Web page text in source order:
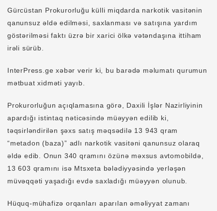
Gürcüstan Prokurorluğu külli miqdarda narkotik vasitənin
qanunsuz əldə edilməsi, saxlanması və satışına yardım
göstərilməsi faktı üzrə bir xarici ölkə vətəndaşına ittiham
irəli sürüb.
InterPress.ge xəbər verir ki, bu barədə məlumatı qurumun
mətbuat xidməti yayıb.
Prokurorluğun açıqlamasına görə, Daxili İşlər Nazirliyinin
apardığı istintaq nəticəsində müəyyən edilib ki,
təqsirləndirilən şəxs satış məqsədilə 13 943 qram
“metadon (baza)” adlı narkotik vasitəni qanunsuz olaraq
əldə edib. Onun 340 qramını özünə məxsus avtomobildə,
13 603 qramını isə Mtsxeta bələdiyyəsində yerləşən
müvəqqəti yaşadığı evdə saxladığı müəyyən olunub.
Hüquq-mühafizə orqanları aparılan əməliyyat zamanı